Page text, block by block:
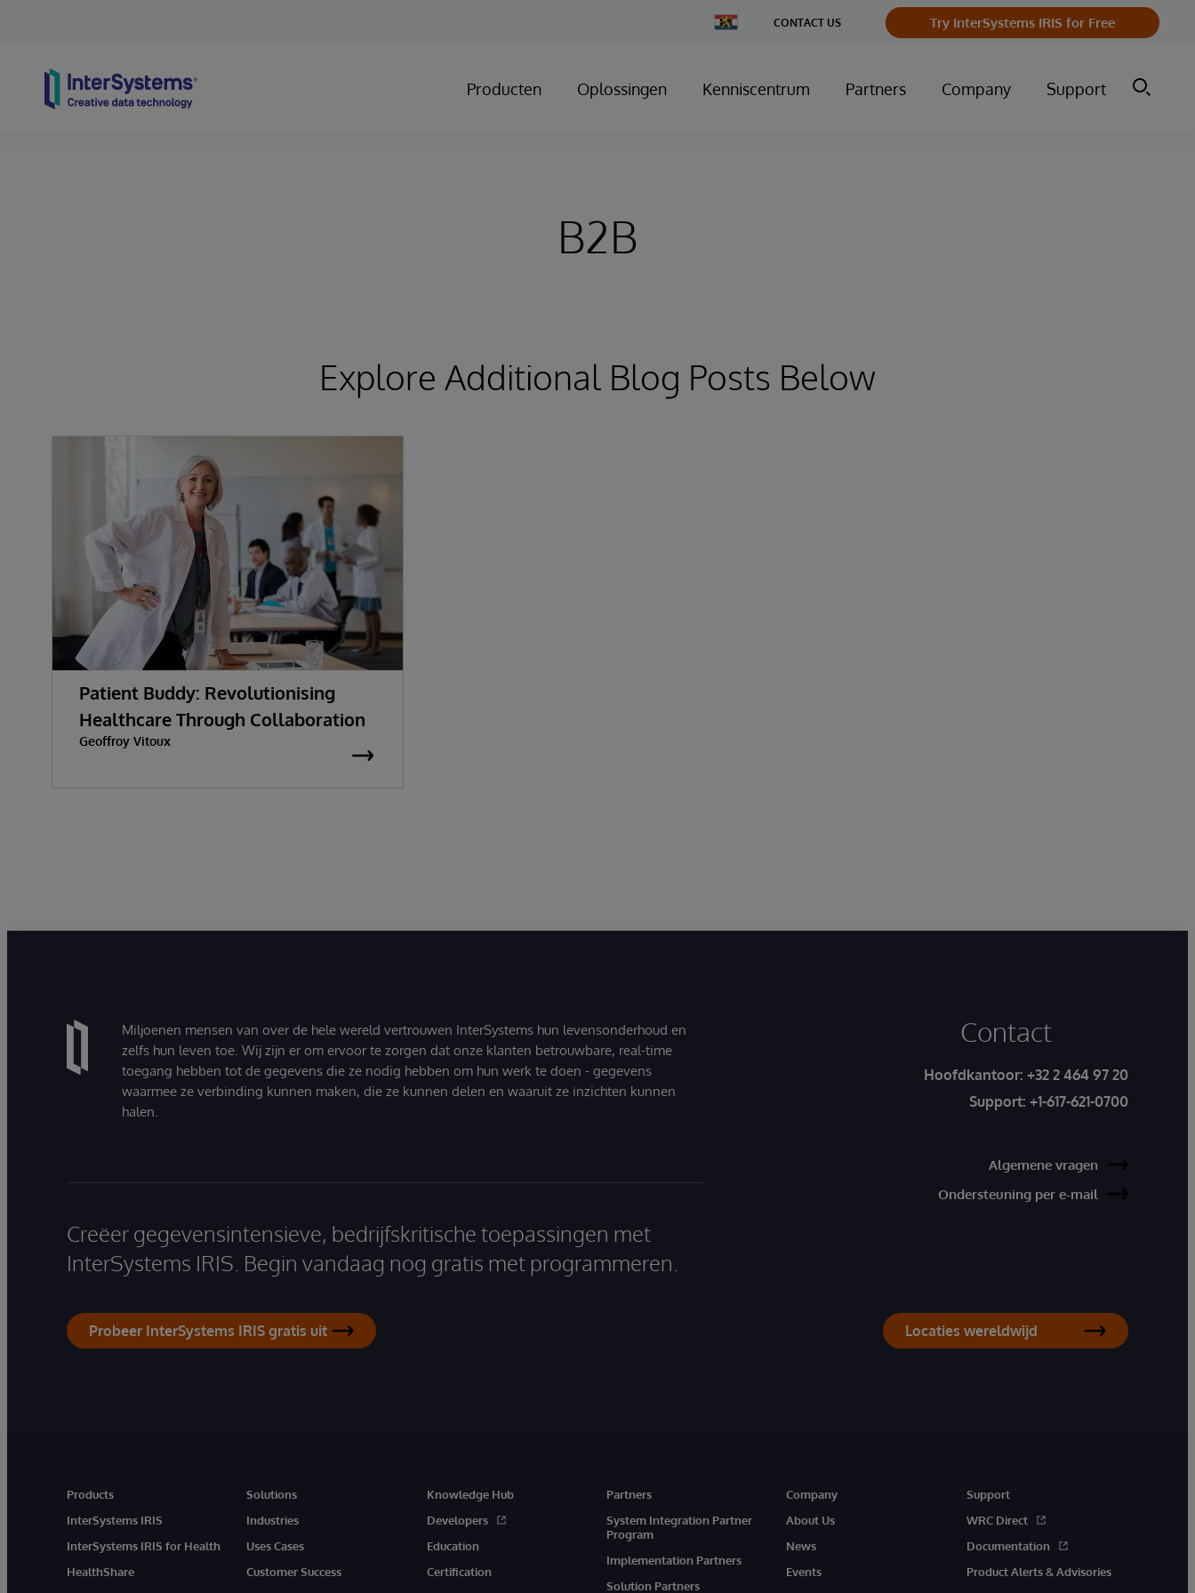
Change
Country
CONTACT US Try InterSystems IRIS for Free
Producten Oplossingen Kenniscentrum Partners Company Support
B2B
Explore Additional Blog Posts Below
Patient Buddy: Revolutionising
Healthcare Through Collaboration
Geoffroy Vitoux
Miljoenen mensen van over de hele wereld vertrouwen InterSystems hun levensonderhoud en
zelfs hun leven toe. Wij zijn er om ervoor te zorgen dat onze klanten betrouwbare, real-time
toegang hebben tot de gegevens die ze nodig hebben om hun werk te doen - gegevens
waarmee ze verbinding kunnen maken, die ze kunnen delen en waaruit ze inzichten kunnen
halen.
Creëer gegevensintensieve, bedrijfskritische toepassingen met
InterSystems IRIS. Begin vandaag nog gratis met programmeren.
Probeer InterSystems IRIS gratis uit
Contact
Hoofdkantoor: +32 2 464 97 20
Support: +1-617-621-0700
Algemene vragen
Ondersteuning per e-mail
Locaties wereldwijd
Products
InterSystems IRIS
InterSystems IRIS for Health
HealthShare
Solutions
Industries
Uses Cases
Customer Success
Knowledge Hub
Developers
Education
Certification
Partners
System Integration Partner
Program
Implementation Partners
Solution Partners
Company
About Us
News
Events
Support
WRC Direct
Documentation
Product Alerts & Advisories